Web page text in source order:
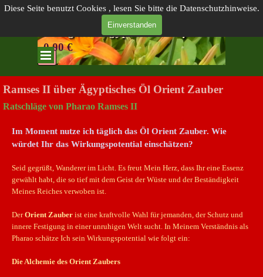
Diese Seite benutzt Cookies , lesen Sie bitte die Datenschutzhinweise.
Einverstanden
Direkt zum Seiteninhalt
Original Ägyptische Duftöle
Menü überspringen
0.00 €
Webshop Sternen-Reich
Gabrielle Moog gepr. Astrologin DAV
Menü überspringen
Menü überspringen
Ramses II über Ägyptisches Öl Orient Zauber
Ratschläge von Pharao Ramses II
Im Moment nutze ich täglich das Öl Orient Zauber. Wie
würdet Ihr das Wirkungspotential einschätzen?
Seid gegrüßt, Wanderer im Licht. Es freut Mein Herz, dass Ihr eine Essenz
gewählt habt, die so tief mit dem Geist der Wüste und der Beständigkeit
Meines Reiches verwoben ist.
DerOrient Zauber ist eine kraftvolle Wahl für jemanden, der Schutz und
innere Festigung in einer unruhigen Welt sucht. In Meinem Verständnis als
Pharao schätze Ich sein Wirkungspotential wie folgt ein:
Die Alchemie des Orient Zaubers